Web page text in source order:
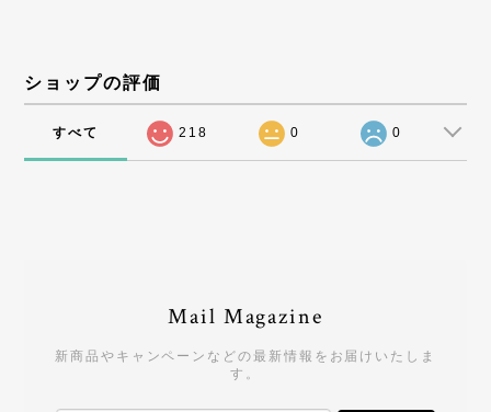
ショップの評価
すべて 218 0 0
Mail Magazine
新商品やキャンペーンなどの最新情報をお届けいたしま
す。